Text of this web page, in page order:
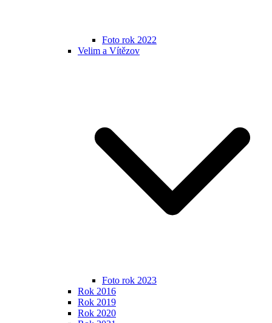
Foto rok 2022
Velim a Vítězov
Foto rok 2023
Rok 2016
Rok 2019
Rok 2020